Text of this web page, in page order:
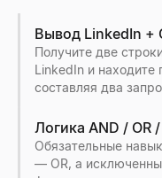
Вывод LinkedIn +
Получите две
LinkedIn и находите
составляя два
Логика AND / OR
Обязательные
— OR, а